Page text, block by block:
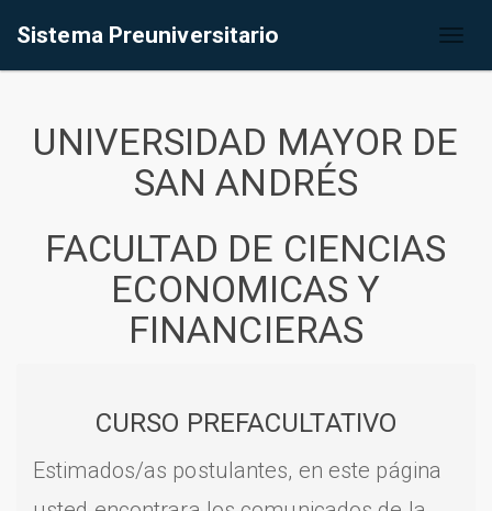
Sistema Preuniversitario
UNIVERSIDAD MAYOR DE
SAN ANDRÉS
FACULTAD DE CIENCIAS
ECONOMICAS Y
FINANCIERAS
CURSO PREFACULTATIVO
Estimados/as postulantes, en este página